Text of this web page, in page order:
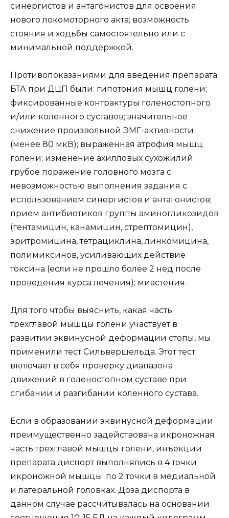
синергистов и антагонистов для освоения
нового локомоторного акта; возможность
стояния и ходьбы самостоятельно или с
минимальной поддержкой.
Противопоказаниями для введения препарата
БТА при ДЦП были: гипотония мышц голени;
фиксированные контрактуры голеностопного
и/или коленного суставов; значительное
снижение произвольной ЭМГ-активности
(менее 80 мкВ); выраженная атрофия мышц
голени; изменение ахилловых сухожилий;
грубое поражение головного мозга с
невозможностью выполнения задания с
использованием синергистов и антагонистов;
прием антибиотиков группы аминогликозидов
(гентамицин, канамицин, стрептомицин),
эритромицина, тетрациклина, линкомицина,
полимиксинов, усиливающих действие
токсина (если не прошло более 2 нед после
проведения курса лечения); миастения.
Для того чтобы выяснить, какая часть
трехглавой мышцы голени участвует в
развитии эквинусной деформации стопы, мы
применили тест Сильвершельда. Этот тест
включает в себя проверку диапазона
движений в голеностопном суставе при
сгибании и разгибании коленного сустава.
Если в образовании эквинусной деформации
преимущественно задействована икроножная
часть трехглавой мышцы голени, инъекции
препарата диспорт выполнялись в 4 точки
икроножной мышцы: по 2 точки в медиальной
и латеральной головках. Доза диспорта в
данном случае рассчитывалась на основании